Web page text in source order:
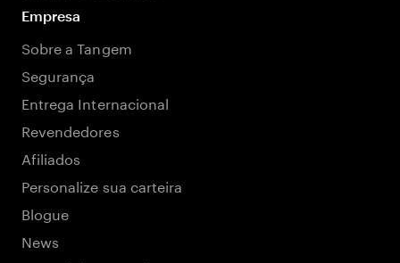
Empresa
Sobre a Tangem
Segurança
Entrega Internacional
Revendedores
Afiliados
Personalize sua carteira
Blogue
News